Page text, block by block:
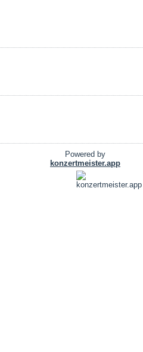
Powered by
konzertmeister.app